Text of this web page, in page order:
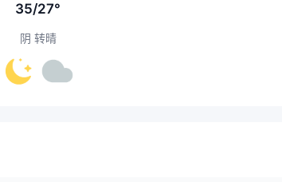
35/27°
阴 转晴